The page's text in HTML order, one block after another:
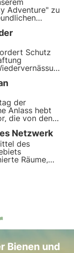
Adventure" zu
Mitarbeiter
Erhaltung der
Schutz
Wie
der
Anlass hebt
die von den
werden.
Begriff?
Die
Netzwerk
des
Räume,
ist.
Bienen und